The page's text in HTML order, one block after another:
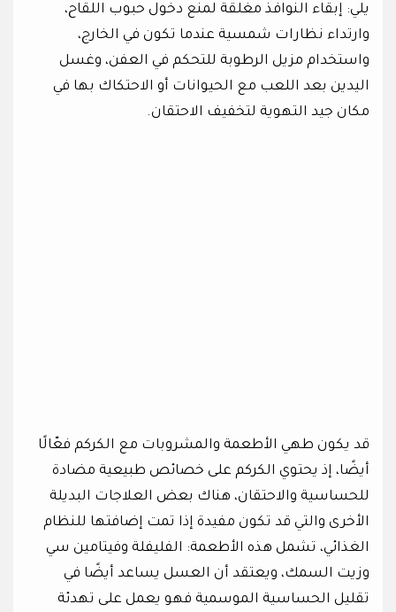
يلي: إبقاء النوافذ مغلقة لمنع دخول حبوب اللقاح،
وارتداء نظارات شمسية عندما تكون في الخارج،
واستخدام مزيل الرطوبة للتحكم في العفن، وغسل
اليدين بعد اللعب مع الحيوانات أو الاحتكاك بها في
مكان جيد التهوية لتخفيف الاحتقان.
قد يكون طهي الأطعمة والمشروبات مع الكركم فعّالًا
أيضًا، إذ يحتوي الكركم على خصائص طبيعية مضادة
للحساسية والاحتقان، هناك بعض العلاجات البديلة
الأخرى والتي قد تكون مفيدة إذا تمت إضافتها للنظام
الغذائي، تشمل هذه الأطعمة: الفليفلة وفيتامين سي
وزيت السمك، ويعتقد أن العسل يساعد أيضًا في
تقليل الحساسية الموسمية فهو يعمل على تهدئة